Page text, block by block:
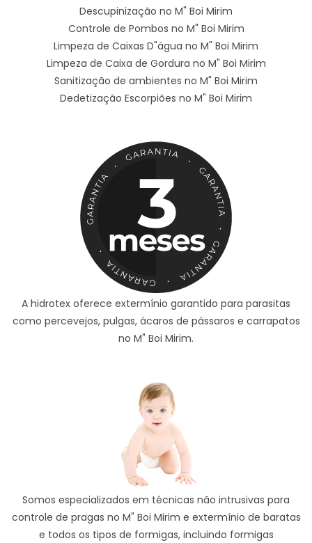
Descupinização no M" Boi Mirim
Controle de Pombos no M" Boi Mirim
Limpeza de Caixas D"água no M" Boi Mirim
Limpeza de Caixa de Gordura no M" Boi Mirim
Sanitização de ambientes no M" Boi Mirim
Dedetização Escorpiões no M" Boi Mirim
A hidrotex oferece extermínio garantido para parasitas
como percevejos, pulgas, ácaros de pássaros e carrapatos
no M" Boi Mirim.
Somos especializados em técnicas não intrusivas para
controle de pragas no M" Boi Mirim e extermínio de baratas
e todos os tipos de formigas, incluindo formigas